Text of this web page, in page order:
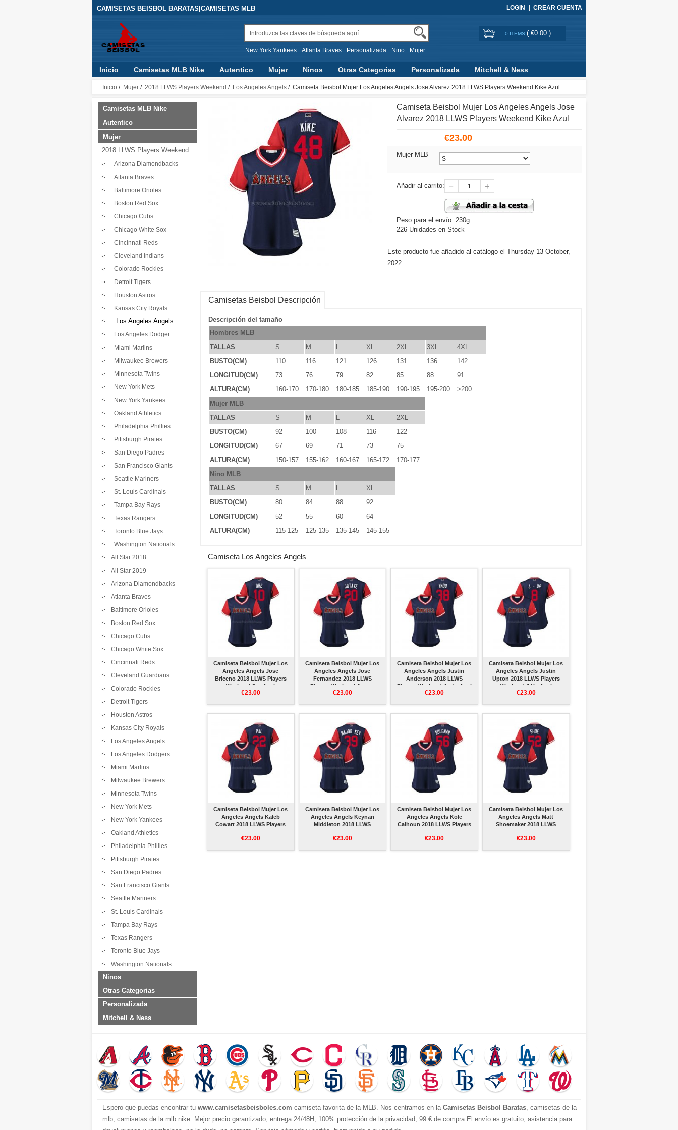
CAMISETAS BEISBOL BARATAS|CAMISETAS MLB LOGIN CREAR CUENTA
New York Yankees Atlanta Braves Personalizada Nino Mujer
0 ITEMS ( €0.00 )
Inicio Camisetas MLB Nike Autentico Mujer Ninos Otras Categorias Personalizada Mitchell & Ness
Inicio / Mujer / 2018 LLWS Players Weekend / Los Angeles Angels / Camiseta Beisbol Mujer Los Angeles Angels Jose Alvarez 2018 LLWS Players Weekend Kike Azul
Camisetas MLB Nike
Autentico
Mujer
2018 LLWS Players Weekend
Arizona Diamondbacks
Atlanta Braves
Baltimore Orioles
Boston Red Sox
Chicago Cubs
Chicago White Sox
Cincinnati Reds
Cleveland Indians
Colorado Rockies
Detroit Tigers
Houston Astros
Kansas City Royals
Los Angeles Angels
Los Angeles Dodger
Miami Marlins
Milwaukee Brewers
Minnesota Twins
New York Mets
New York Yankees
Oakland Athletics
Philadelphia Phillies
Pittsburgh Pirates
San Diego Padres
San Francisco Giants
Seattle Mariners
St. Louis Cardinals
Tampa Bay Rays
Texas Rangers
Toronto Blue Jays
Washington Nationals
All Star 2018
All Star 2019
Arizona Diamondbacks
Atlanta Braves
Baltimore Orioles
Boston Red Sox
Chicago Cubs
Chicago White Sox
Cincinnati Reds
Cleveland Guardians
Colorado Rockies
Detroit Tigers
Houston Astros
Kansas City Royals
Los Angeles Angels
Los Angeles Dodgers
Miami Marlins
Milwaukee Brewers
Minnesota Twins
New York Mets
New York Yankees
Oakland Athletics
Philadelphia Phillies
Pittsburgh Pirates
San Diego Padres
San Francisco Giants
Seattle Mariners
St. Louis Cardinals
Tampa Bay Rays
Texas Rangers
Toronto Blue Jays
Washington Nationals
Ninos
Otras Categorias
Personalizada
Mitchell & Ness
Camiseta Beisbol Mujer Los Angeles Angels Jose
Alvarez 2018 LLWS Players Weekend Kike Azul
€23.00
Mujer MLB
Añadir al carrito:
Peso para el envío: 230g
226 Unidades en Stock
Este producto fue añadido al catálogo el Thursday 13 October,
2022.
Camisetas Beisbol Descripción
Descripción del tamaño
Hombres MLB
TALLAS
S M L XL 2XL 3XL
4XL
BUSTO(CM)
110 116 121 126 131 136
142
LONGITUD(CM)
73 76 79 82 85 88
91
ALTURA(CM)
160-170 170-180 180-185 185-190 190-195 195-200
>200
Mujer MLB
TALLAS
S M L XL
2XL
BUSTO(CM)
92 100 108 116
122
LONGITUD(CM)
67 69 71 73
75
ALTURA(CM)
150-157 155-162 160-167 165-172
170-177
Nino MLB
TALLAS
S M L
XL
BUSTO(CM)
80 84 88
92
LONGITUD(CM)
52 55 60
64
ALTURA(CM)
115-125 125-135 135-145 145-155
Camiseta Los Angeles Angels
Camiseta Beisbol Mujer Los
Angeles Angels Jose
Briceno 2018 LLWS Players
Weekend Ore Azul
€23.00
Camiseta Beisbol Mujer Los
Angeles Angels Jose
Fernandez 2018 LLWS
Players Weekend Jotave
Azul
€23.00
Camiseta Beisbol Mujer Los
Angeles Angels Justin
Anderson 2018 LLWS
Players Weekend Ando Azul
€23.00
Camiseta Beisbol Mujer Los
Angeles Angels Justin
Upton 2018 LLWS Players
Weekend J Up Azul
€23.00
Camiseta Beisbol Mujer Los
Angeles Angels Kaleb
Cowart 2018 LLWS Players
Weekend Pal Azul
€23.00
Camiseta Beisbol Mujer Los
Angeles Angels Keynan
Middleton 2018 LLWS
Players Weekend Major Key
Azul
€23.00
Camiseta Beisbol Mujer Los
Angeles Angels Kole
Calhoun 2018 LLWS Players
Weekend Koleman Azul
€23.00
Camiseta Beisbol Mujer Los
Angeles Angels Matt
Shoemaker 2018 LLWS
Players Weekend Shoe Azul
€23.00
Espero que puedas encontrar tu www.camisetasbeisboles.com camiseta favorita de la MLB. Nos centramos en la Camisetas Beisbol Baratas, camisetas de la
mlb, camisetas de la mlb nike. Mejor precio garantizado, entrega 24/48H, 100% protección de la privacidad, 99 € de compra El envío es gratuito, asistencia para